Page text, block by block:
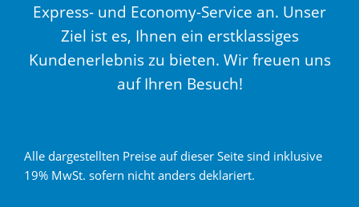
Express- und Economy-Service an. Unser
Ziel ist es, Ihnen ein erstklassiges
Kundenerlebnis zu bieten. Wir freuen uns
auf Ihren Besuch!
Alle dargestellten Preise auf dieser Seite sind inklusive
19% MwSt. sofern nicht anders deklariert.